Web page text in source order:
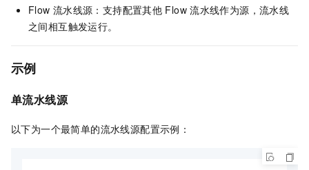
Flow 流水线源：支持配置其他 Flow 流水线作为源，流水线
之间相互触发运行。
示例
单流水线源
以下为一个最简单的流水线源配置示例：